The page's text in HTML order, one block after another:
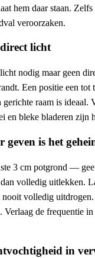
hem daar staan. Zelfs
veroorzaken.
licht
nodig maar geen
Een positie een tot
raam is ideaal.
en bleke bladeren zijn
geven is het
3 cm potgrond —
volledig uitlekken.
nooit volledig
Verlaag de frequentie
in